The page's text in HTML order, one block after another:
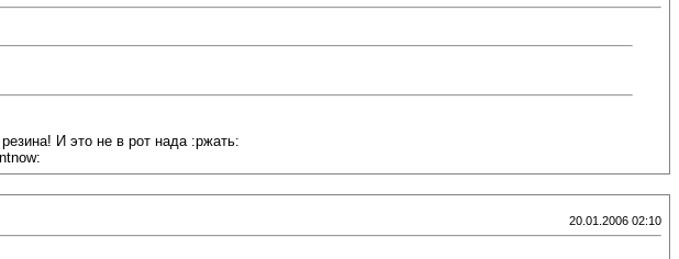
И это не в рот нада :ржать:
20.01.2006 02:10